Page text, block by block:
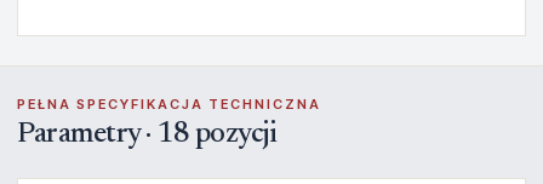
PEŁNA SPECYFIKACJA TECHNICZNA
Parametry · 18 pozycji